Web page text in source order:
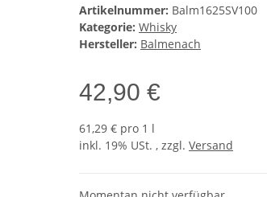
Artikelnummer: Balm1625SV100
Kategorie: Whisky
Hersteller: Balmenach
42,90 €
61,29 € pro 1 l
inkl. 19% USt. , zzgl. Versand